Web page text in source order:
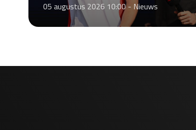
05 augustus 2026 10:00 - Nieuws